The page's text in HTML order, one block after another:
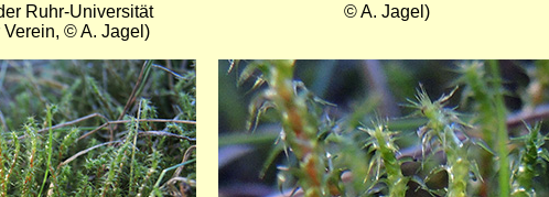
Ruhr-Universität
© A. Jagel)
© A. Jagel)
Bild